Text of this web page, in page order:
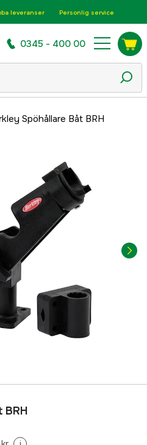
leveranser Personlig service
0345 - 400 00
Spöhållare Båt BRH
BRH